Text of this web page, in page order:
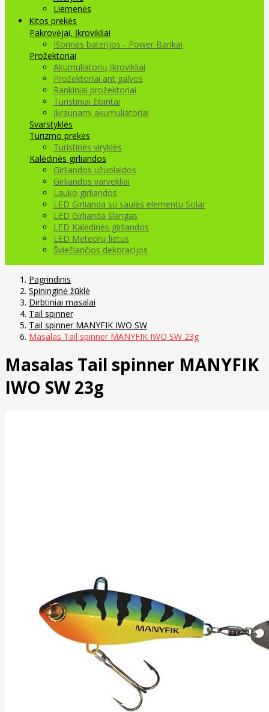
Liemenės
Kitos prekės
Pakrovėjai, Įkrovikliai
Išorinės baterijos - Power Bankai
Prožektoriai
Akumuliatorių įkrovikliai
Prožektoriai ant galvos
Rankiniai prožektoriai
Turistiniai žibintai
Įkraunami akumuliatoriai
Svarstyklės
Turizmo prekės
Turistinės viryklės
Kalėdinės girliandos
Girliandos užuolaidos
Girliandos varvekliai
Lauko girliandos
LED Girlianda su saulės elementu Solar
LED Girlianda šlangas
LED Kalėdinės girliandos
LED Meteorų lietus
Šviečiančios dekoracijos
Pagrindinis
Spininginė žūklė
Dirbtiniai masalai
Tail spinner
Tail spinner MANYFIK IWO SW
Masalas Tail spinner MANYFIK IWO SW 23g
Masalas Tail spinner MANYFIK
IWO SW 23g